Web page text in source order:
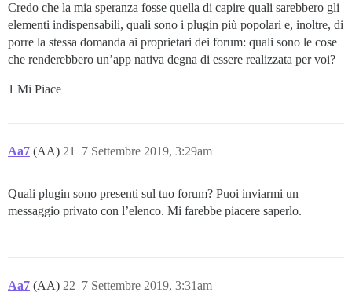
Credo che la mia speranza fosse quella di capire quali sarebbero gli
elementi indispensabili, quali sono i plugin più popolari e, inoltre, di
porre la stessa domanda ai proprietari dei forum: quali sono le cose
che renderebbero un’app nativa degna di essere realizzata per voi?
1 Mi Piace
Aa7 (AA) 7 Settembre 2019, 3:29am
21
Quali plugin sono presenti sul tuo forum? Puoi inviarmi un
messaggio privato con l’elenco. Mi farebbe piacere saperlo.
Aa7 (AA) 7 Settembre 2019, 3:31am
22